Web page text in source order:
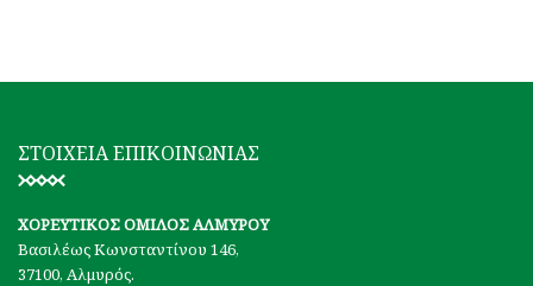
ΣΤΟΙΧΕΙΑ ΕΠΙΚΟΙΝΩΝΙΑΣ
ΧΟΡΕΥΤΙΚΟΣ ΟΜΙΛΟΣ ΑΛΜΥΡΟΥ
Βασιλέως Κωνσταντίνου 146,
37100, Αλμυρός.